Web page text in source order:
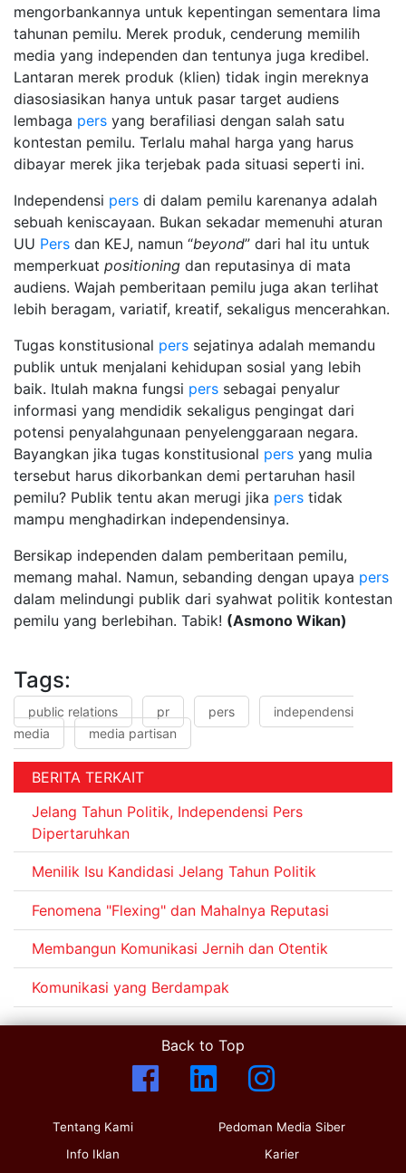
mengorbankannya untuk kepentingan sementara lima
tahunan pemilu. Merek produk, cenderung memilih
media yang independen dan tentunya juga kredibel.
Lantaran merek produk (klien) tidak ingin mereknya
diasosiasikan hanya untuk pasar target audiens
lembaga pers yang berafiliasi dengan salah satu
kontestan pemilu. Terlalu mahal harga yang harus
dibayar merek jika terjebak pada situasi seperti ini.
Independensi pers di dalam pemilu karenanya adalah
sebuah keniscayaan. Bukan sekadar memenuhi aturan
UU Pers dan KEJ, namun “beyond” dari hal itu untuk
memperkuat positioning dan reputasinya di mata
audiens. Wajah pemberitaan pemilu juga akan terlihat
lebih beragam, variatif, kreatif, sekaligus mencerahkan.
Tugas konstitusional pers sejatinya adalah memandu
publik untuk menjalani kehidupan sosial yang lebih
baik. Itulah makna fungsi pers sebagai penyalur
informasi yang mendidik sekaligus pengingat dari
potensi penyalahgunaan penyelenggaraan negara.
Bayangkan jika tugas konstitusional pers yang mulia
tersebut harus dikorbankan demi pertaruhan hasil
pemilu? Publik tentu akan merugi jika pers tidak
mampu menghadirkan independensinya.
Bersikap independen dalam pemberitaan pemilu,
memang mahal. Namun, sebanding dengan upaya pers
dalam melindungi publik dari syahwat politik kontestan
pemilu yang berlebihan. Tabik! (Asmono Wikan)
Tags:
public relations pr pers
independensi
media
media partisan
BERITA TERKAIT
Jelang Tahun Politik, Independensi Pers
Dipertaruhkan
Menilik Isu Kandidasi Jelang Tahun Politik
Fenomena "Flexing" dan Mahalnya Reputasi
Membangun Komunikasi Jernih dan Otentik
Komunikasi yang Berdampak
Back to Top
Tentang Kami
Info Iklan
Pedoman Media Siber
Karier